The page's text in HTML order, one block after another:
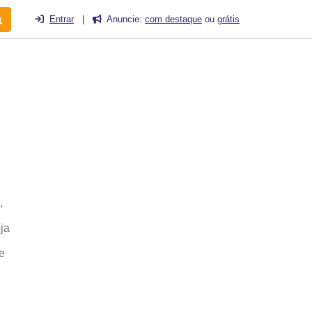
Entrar Anuncie: com destaque ou grátis